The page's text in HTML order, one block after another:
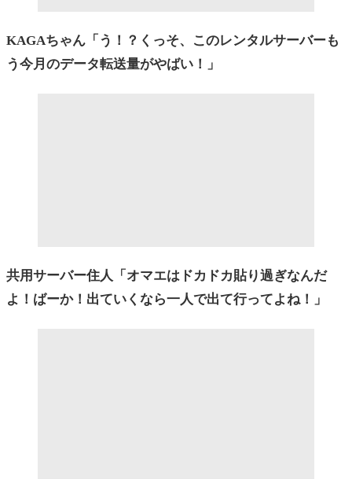
KAGAちゃん「う！？くっそ、このレンタルサーバーも
う今月のデータ転送量がやばい！」
共用サーバー住人「オマエはドカドカ貼り過ぎなんだ
よ！ばーか！ 出ていくなら一人で出て行ってよね！」